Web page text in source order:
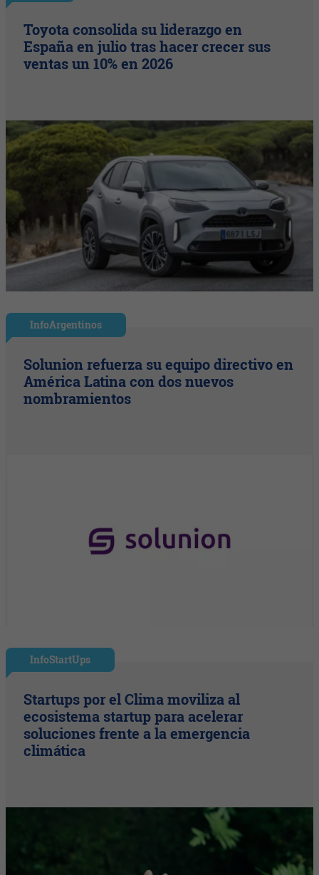
Toyota consolida su liderazgo en
España en julio tras hacer crecer sus
ventas un 10% en 2026
InfoArgentinos
Solunion refuerza su equipo directivo en
América Latina con dos nuevos
nombramientos
InfoStartUps
Startups por el Clima moviliza al
ecosistema startup para acelerar
soluciones frente a la emergencia
climática